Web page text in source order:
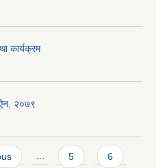
कार्यक्रम
ऐन, २०७९
… 5 6